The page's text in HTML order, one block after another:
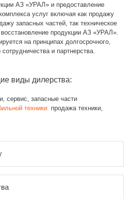
АЗ «УРАЛ» и предоставление
услуг включая как продажу
запасных частей, так техническое
продукции АЗ «УРАЛ».
на принципах долгосрочного,
и партнерства.
виды дилерства:
сервис, запасные части
техники: продажа техники,